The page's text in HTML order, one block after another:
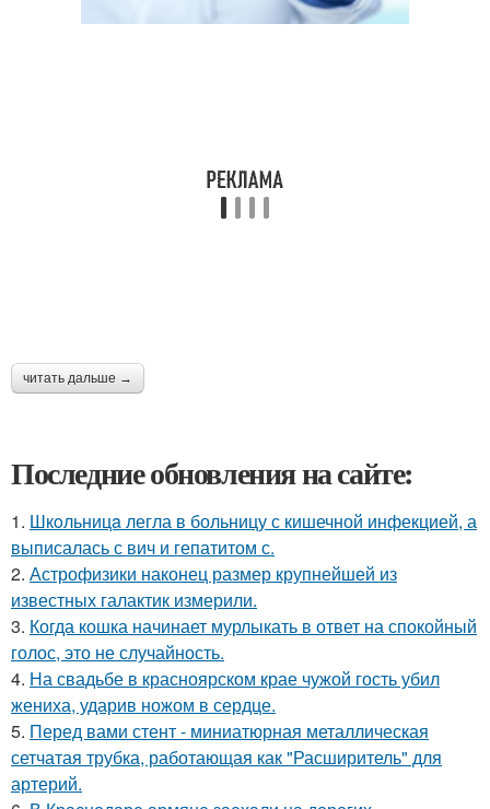
читать дальше →
Последние обновления на сайте:
1. Шкoльницa легла в больницу с кишечной инфекцией, а
выписалась с вич и гепатитом с.
2. Астрофизики наконец размер крупнейшей из
известных галактик измерили.
3. Когда кошка начинает мурлыкать в ответ на спокойный
голос, это не случайность.
4. На свадьбе в красноярском крае чужой гость убил
жениха, ударив ножом в сердце.
5. Перед вами стент - миниатюрная металлическая
сетчатая трубка, работающая как "Расширитель" для
артерий.